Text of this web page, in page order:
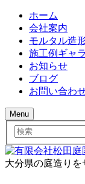
ホーム
会社案内
モルタル造
施工例ギャ
お知らせ
ブログ
お問い合わ
Menu
検
索
大分県の庭造りを